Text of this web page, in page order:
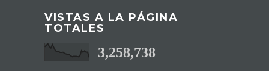
VISTAS A LA PÁGINA
TOTALES
3,258,738